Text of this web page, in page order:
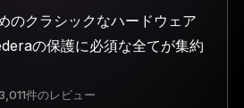
のクラシックなハードウェア
の保護に必須な全てが集約
件のレビュー